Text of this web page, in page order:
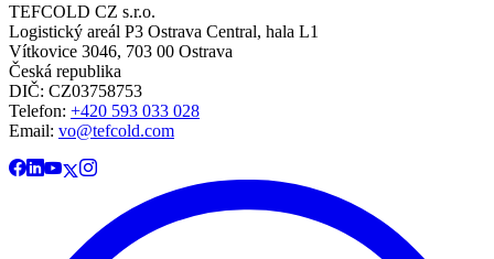
TEFCOLD CZ s.r.o.
Logistický areál P3 Ostrava Central, hala L1
Vítkovice 3046, 703 00 Ostrava
Česká republika
DIČ: CZ03758753​​​​​​
Telefon: +420 593 033 028
Email: vo@tefcold.com